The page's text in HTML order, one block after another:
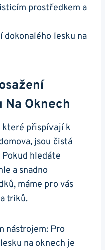
prostředkem a
Na Oknech
přispívají k
jsou čistá
hledáte
a snadno
máme pro vás
triků.
nástrojem: Pro
na oknech je